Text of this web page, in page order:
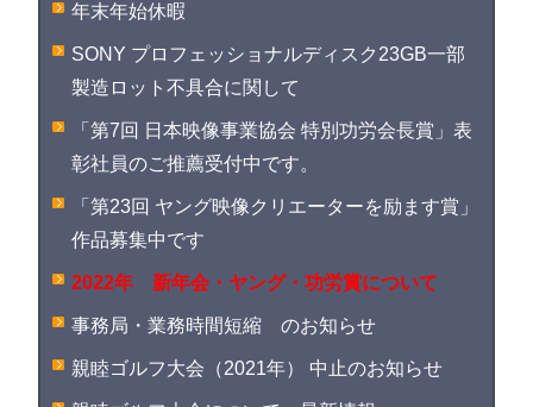
年末年始休暇
SONY プロフェッショナルディスク23GB一部
製造ロット不具合に関して
「第7回 日本映像事業協会 特別功労会長賞」表
彰社員のご推薦受付中です。
「第23回 ヤング映像クリエーターを励ます賞」
作品募集中です
2022年 新年会・ヤング・功労賞について
事務局・業務時間短縮 のお知らせ
親睦ゴルフ大会（2021年） 中止のお知らせ